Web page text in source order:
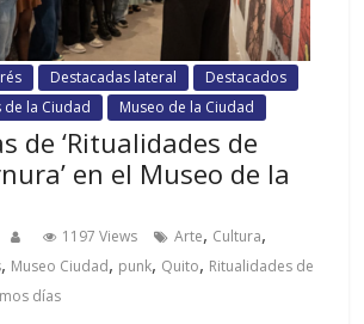
Destacadas lateral
Destacados
de la Ciudad
Museo de la Ciudad
de ‘Ritualidades de
en el Museo de la
1197 Views Arte, Cultura,
, Museo Ciudad, punk, Quito, Ritualidades de
días